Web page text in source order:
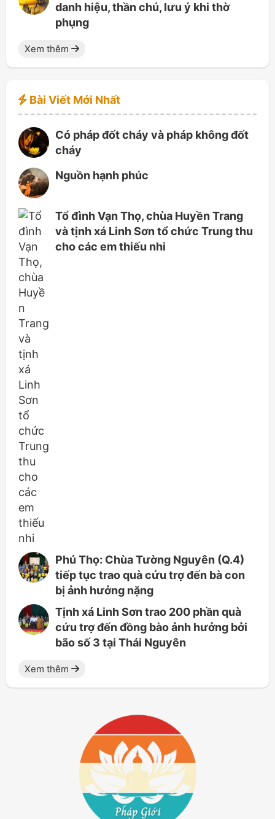
danh hiệu, thần chú, lưu ý khi thờ
phụng
Xem thêm
Bài Viết Mới Nhất
Có pháp đốt cháy và pháp không đốt
cháy
Nguồn hạnh phúc
Tổ đình Vạn Thọ, chùa Huyền Trang
và tịnh xá Linh Sơn tổ chức Trung thu
cho các em thiếu nhi
Phú Thọ: Chùa Tường Nguyên (Q.4)
tiếp tục trao quà cứu trợ đến bà con
bị ảnh hưởng nặng
Tịnh xá Linh Sơn trao 200 phần quà
cứu trợ đến đồng bào ảnh hưởng bởi
bão số 3 tại Thái Nguyên
Xem thêm